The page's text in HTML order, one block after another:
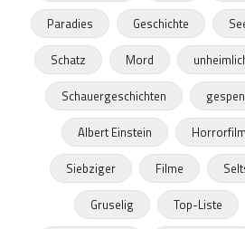
Paradies
Geschichte
Schatz
Mord
Schauergeschichten
Albert Einstein
Siebziger
Filme
Gruselig
Top-Liste